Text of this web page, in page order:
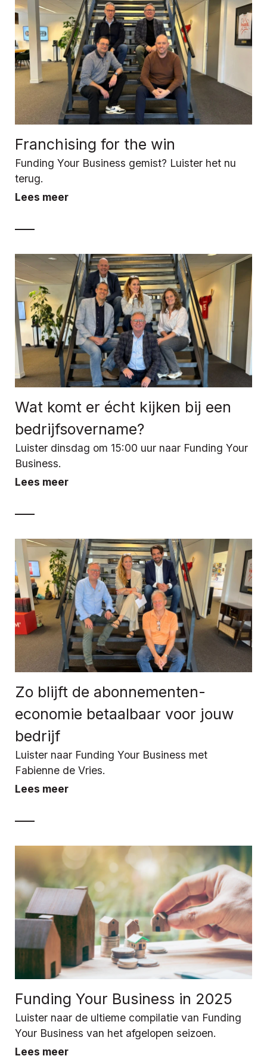
Franchising for the win
Funding Your Business gemist? Luister het nu
terug.
Lees meer
Wat komt er écht kijken bij een
bedrijfsovername?
Luister dinsdag om 15:00 uur naar Funding Your
Business.
Lees meer
Zo blijft de abonnementen-
economie betaalbaar voor jouw
bedrijf
Luister naar Funding Your Business met
Fabienne de Vries.
Lees meer
Funding Your Business in 2025
Luister naar de ultieme compilatie van Funding
Your Business van het afgelopen seizoen.
Lees meer